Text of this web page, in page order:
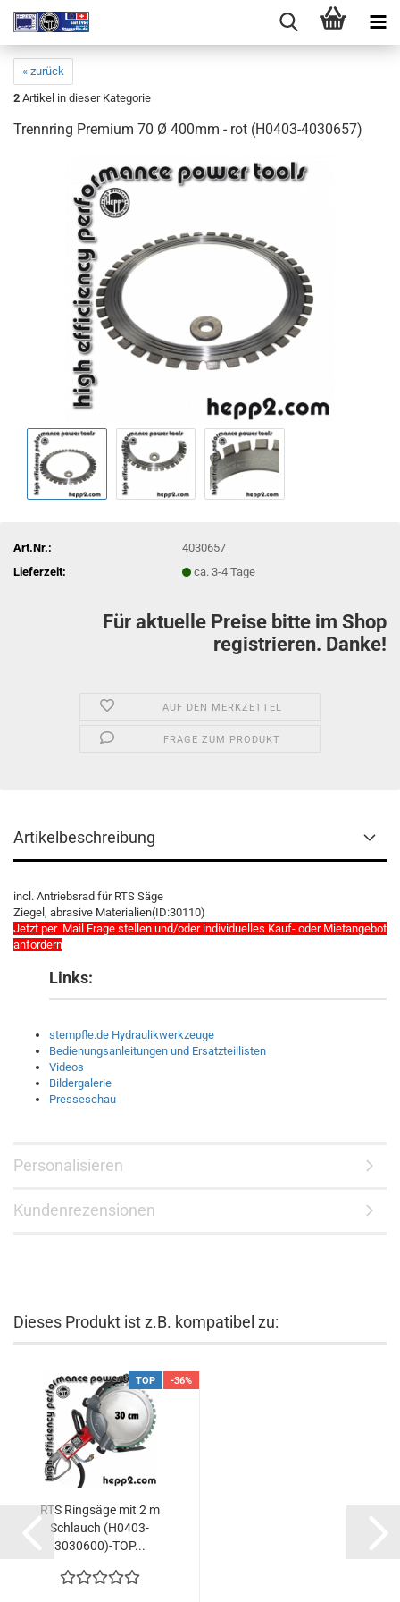
« zurück
2 Artikel in dieser Kategorie
Trennring Premium 70 Ø 400mm - rot (H0403-4030657)
Art.Nr.:
4030657
Lieferzeit:
ca. 3-4 Tage
Für aktuelle Preise bitte im Shop
registrieren. Danke!
AUF DEN MERKZETTEL
FRAGE ZUM PRODUKT
Artikelbeschreibung
incl. Antriebsrad für RTS Säge
Ziegel, abrasive Materialien(ID:30110)
Jetzt per Mail Frage stellen und/oder individuelles Kauf- oder Mietangebot
anfordern
Links:
stempfle.de Hydraulikwerkzeuge
Bedienungsanleitungen und Ersatzteillisten
Videos
Bildergalerie
Presseschau
Personalisieren
Kundenrezensionen
Dieses Produkt ist z.B. kompatibel zu:
TOP -36%
RTS Ringsäge mit 2 m
Schlauch (H0403-
3030600)-TOP...